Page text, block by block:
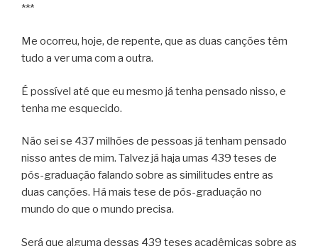
***
Me ocorreu, hoje, de repente, que as duas canções têm
tudo a ver uma com a outra.
É possível até que eu mesmo já tenha pensado nisso, e
tenha me esquecido.
Não sei se 437 milhões de pessoas já tenham pensado
nisso antes de mim. Talvez já haja umas 439 teses de
pós-graduação falando sobre as similitudes entre as
duas canções. Há mais tese de pós-graduação no
mundo do que o mundo precisa.
Será que alguma dessas 439 teses acadêmicas sobre as